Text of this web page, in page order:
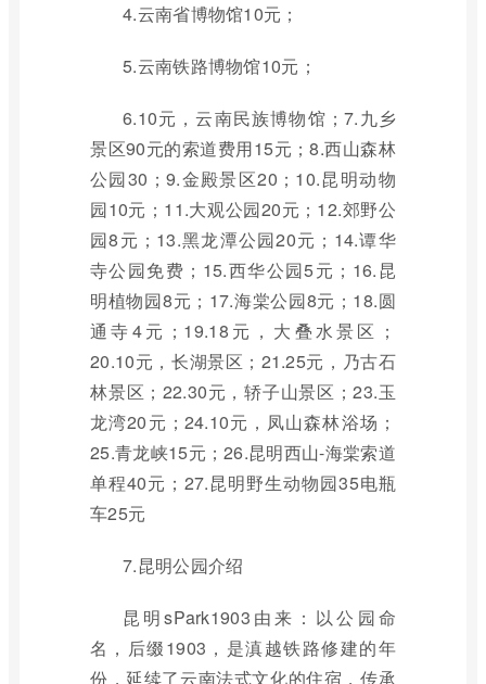
4.云南省博物馆10元；
5.云南铁路博物馆10元；
6.10元，云南民族博物馆；7.九乡
景区90元的索道费用15元；8.西山森林
公园30；9.金殿景区20；10.昆明动物
园10元；11.大观公园20元；12.郊野公
园8元；13.黑龙潭公园20元；14.谭华
寺公园免费；15.西华公园5元；16.昆
明植物园8元；17.海棠公园8元；18.圆
通寺4元；19.18元，大叠水景区；
20.10元，长湖景区；21.25元，乃古石
林景区；22.30元，轿子山景区；23.玉
龙湾20元；24.10元，凤山森林浴场；
25.青龙峡15元；26.昆明西山-海棠索道
单程40元；27.昆明野生动物园35电瓶
车25元
7.昆明公园介绍
昆明sPark1903由来：以公园命
名，后缀1903，是滇越铁路修建的年
份，延续了云南法式文化的住宿，传承